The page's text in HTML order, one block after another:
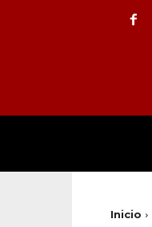
Inicio